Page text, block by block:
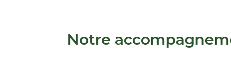
Notre